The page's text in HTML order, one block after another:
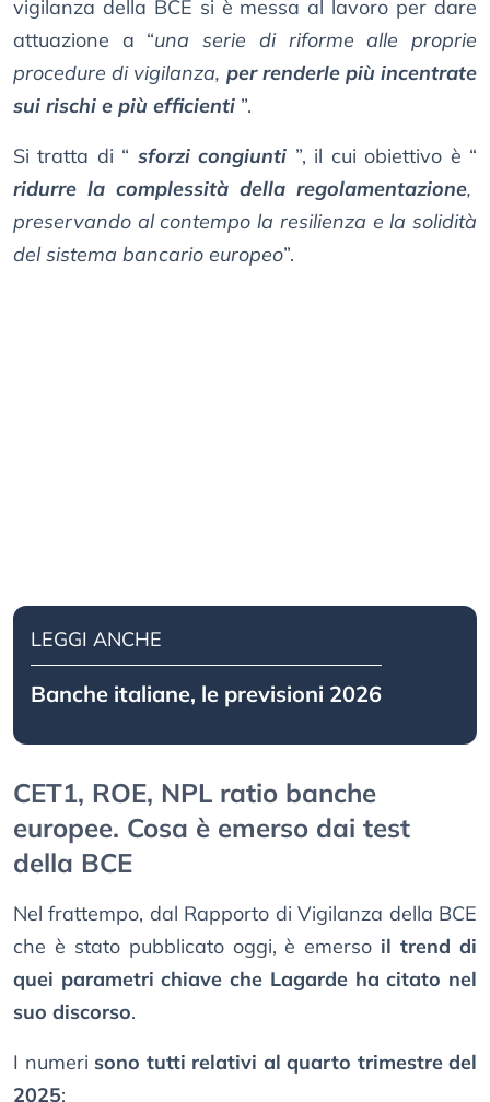
vigilanza della BCE si è messa al lavoro per dare
attuazione a “una serie di riforme alle proprie
procedure di vigilanza, per renderle più incentrate
sui rischi e più efficienti ”.
Si tratta di “ sforzi congiunti ”, il cui obiettivo è “
ridurre la complessità della regolamentazione,
preservando al contempo la resilienza e la solidità
del sistema bancario europeo”.
LEGGI ANCHE
Banche italiane, le previsioni 2026
CET1, ROE, NPL ratio banche
europee. Cosa è emerso dai test
della BCE
Nel frattempo, dal Rapporto di Vigilanza della BCE
che è stato pubblicato oggi, è emerso il trend di
quei parametri chiave che Lagarde ha citato nel
suo discorso.
I numeri sono tutti relativi al quarto trimestre del
2025: